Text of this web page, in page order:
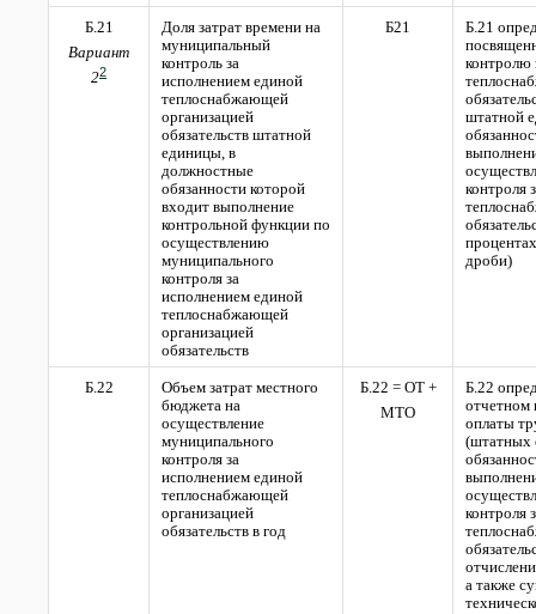
Б.21
Вариант
22
Доля затрат времени на
муниципальный
контроль за
исполнением единой
теплоснабжающей
организацией
обязательств штатной
единицы, в
должностные
обязанности которой
входит выполнение
контрольной функции по
осуществлению
муниципального
контроля за
исполнением единой
теплоснабжающей
организацией
обязательств
Б21
Б.21
контролю
штатной
контроля
дроби)
Б.22
Объем затрат местного
бюджета на
осуществление
муниципального
контроля за
исполнением единой
теплоснабжающей
организацией
обязательств в год
Б.22 = ОТ +
МТО
Б.22
отчетном
оплаты
(штатных
контроля
а также